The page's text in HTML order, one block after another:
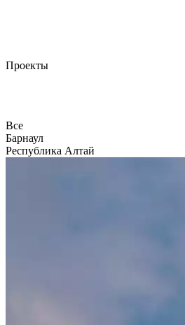
Проекты
Все
Барнаул
Республика Алтай